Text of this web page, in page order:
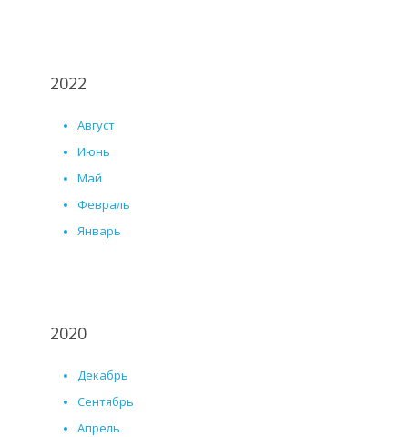
2022
Август
Июнь
Май
Февраль
Январь
2020
Декабрь
Сентябрь
Апрель